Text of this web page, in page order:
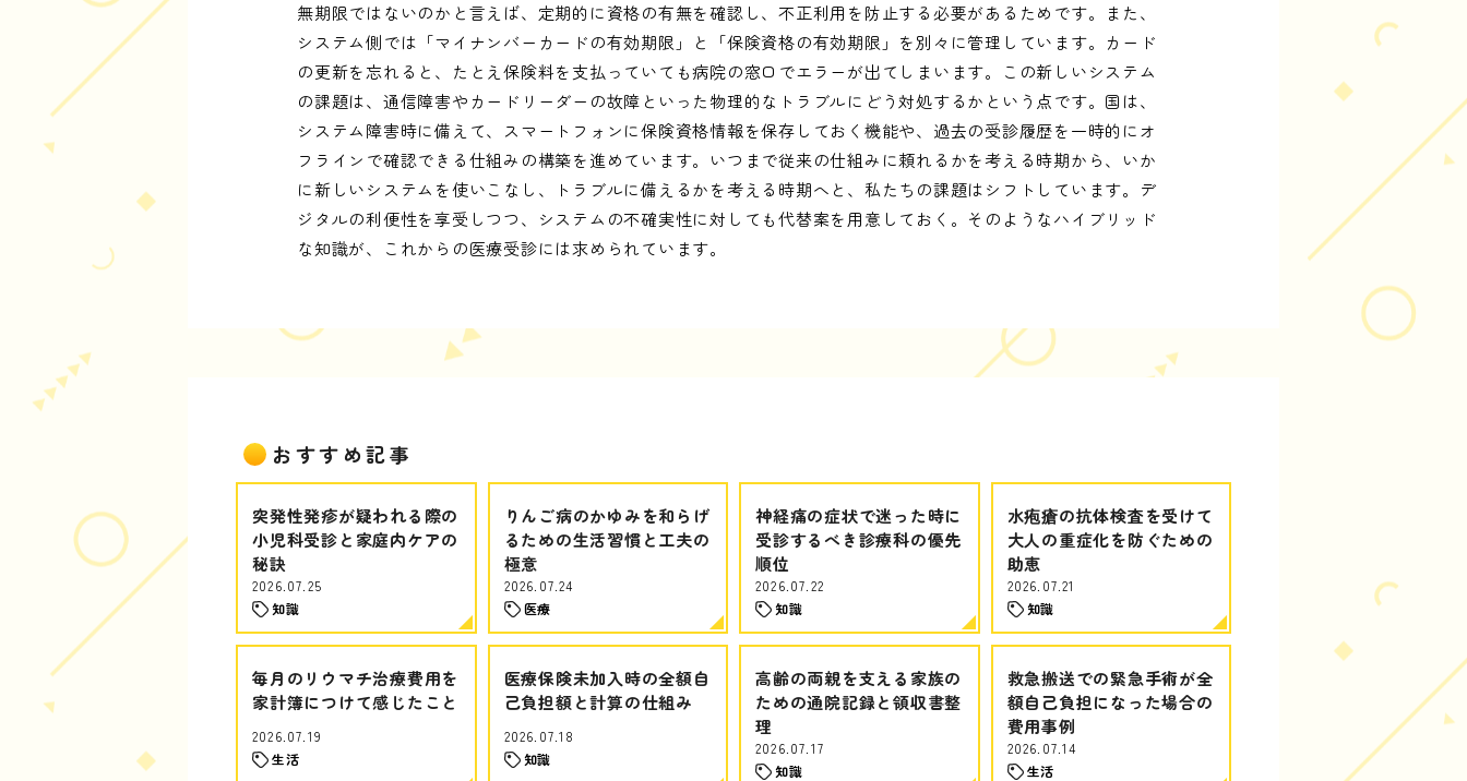
無期限ではないのかと言えば、定期的に資格の有無を確認し、不正利用を防止する必要があるためです。また、
システム側では「マイナンバーカードの有効期限」と「保険資格の有効期限」を別々に管理しています。カード
の更新を忘れると、たとえ保険料を支払っていても病院の窓口でエラーが出てしまいます。この新しいシステム
の課題は、通信障害やカードリーダーの故障といった物理的なトラブルにどう対処するかという点です。国は、
システム障害時に備えて、スマートフォンに保険資格情報を保存しておく機能や、過去の受診履歴を一時的にオ
フラインで確認できる仕組みの構築を進めています。いつまで従来の仕組みに頼れるかを考える時期から、いか
に新しいシステムを使いこなし、トラブルに備えるかを考える時期へと、私たちの課題はシフトしています。デ
ジタルの利便性を享受しつつ、システムの不確実性に対しても代替案を用意しておく。そのようなハイブリッド
な知識が、これからの医療受診には求められています。
おすすめ記事
突発性発疹が疑われる際の
小児科受診と家庭内ケアの
秘訣
2026.07.25
知識
りんご病のかゆみを和らげ
るための生活習慣と工夫の
極意
2026.07.24
医療
神経痛の症状で迷った時に
受診するべき診療科の優先
順位
2026.07.22
知識
水疱瘡の抗体検査を受けて
大人の重症化を防ぐための
助恵
2026.07.21
知識
毎月のリウマチ治療費用を
家計簿につけて感じたこと
2026.07.19
生活
医療保険未加入時の全額自
己負担額と計算の仕組み
2026.07.18
知識
高齢の両親を支える家族の
ための通院記録と領収書整
理
2026.07.17
知識
救急搬送での緊急手術が全
額自己負担になった場合の
費用事例
2026.07.14
生活